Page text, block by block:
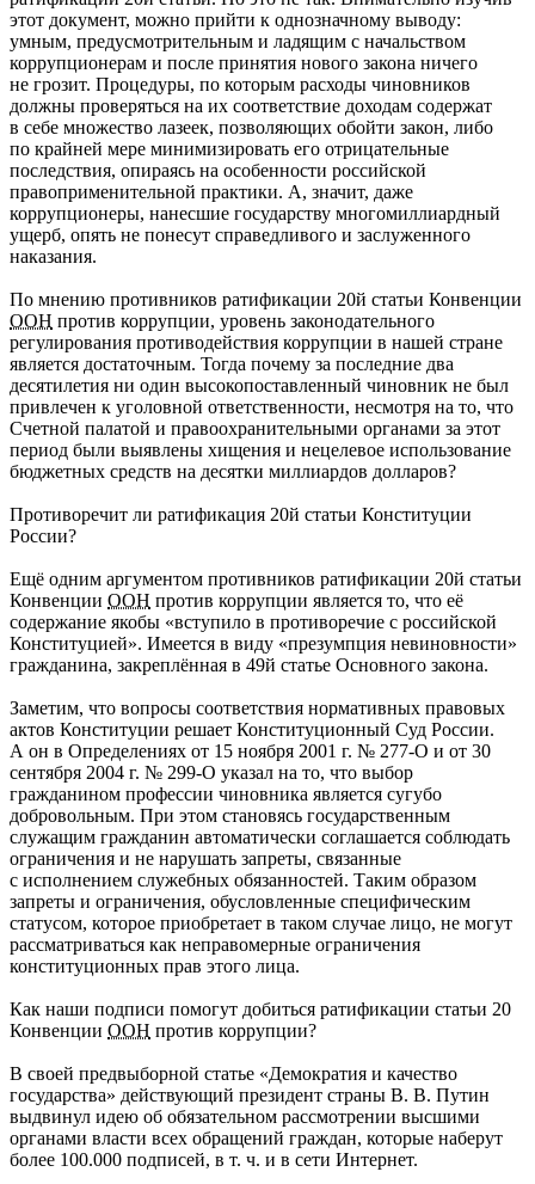
этот документ, можно прийти к однозначному выводу:
умным, предусмотрительным и ладящим с начальством
коррупционерам и после принятия нового закона ничего
не грозит. Процедуры, по которым расходы чиновников
должны проверяться на их соответствие доходам содержат
в себе множество лазеек, позволяющих обойти закон, либо
по крайней мере минимизировать его отрицательные
последствия, опираясь на особенности российской
правоприменительной практики. А, значит, даже
коррупционеры, нанесшие государству многомиллиардный
ущерб, опять не понесут справедливого и заслуженного
наказания.
По мнению противников ратификации 20й статьи Конвенции
ООН против коррупции, уровень законодательного
регулирования противодействия коррупции в нашей стране
является достаточным. Тогда почему за последние два
десятилетия ни один высокопоставленный чиновник не был
привлечен к уголовной ответственности, несмотря на то, что
Счетной палатой и правоохранительными органами за этот
период были выявлены хищения и нецелевое использование
бюджетных средств на десятки миллиардов долларов?
Противоречит ли ратификация 20й статьи Конституции
России?
Ещё одним аргументом противников ратификации 20й статьи
Конвенции ООН против коррупции является то, что её
содержание якобы «вступило в противоречие с российской
Конституцией». Имеется в виду «презумпция невиновности»
гражданина, закреплённая в 49й статье Основного закона.
Заметим, что вопросы соответствия нормативных правовых
актов Конституции решает Конституционный Суд России.
А он в Определениях от 15 ноября 2001 г. № 277-О и от 30
сентября 2004 г. № 299-О указал на то, что выбор
гражданином профессии чиновника является сугубо
добровольным. При этом становясь государственным
служащим гражданин автоматически соглашается соблюдать
ограничения и не нарушать запреты, связанные
с исполнением служебных обязанностей. Таким образом
запреты и ограничения, обусловленные специфическим
статусом, которое приобретает в таком случае лицо, не могут
рассматриваться как неправомерные ограничения
конституционных прав этого лица.
Как наши подписи помогут добиться ратификации статьи 20
Конвенции ООН против коррупции?
В своей предвыборной статье «Демократия и качество
государства» действующий президент страны В. В. Путин
выдвинул идею об обязательном рассмотрении высшими
органами власти всех обращений граждан, которые наберут
более 100.000 подписей, в т. ч. и в сети Интернет.